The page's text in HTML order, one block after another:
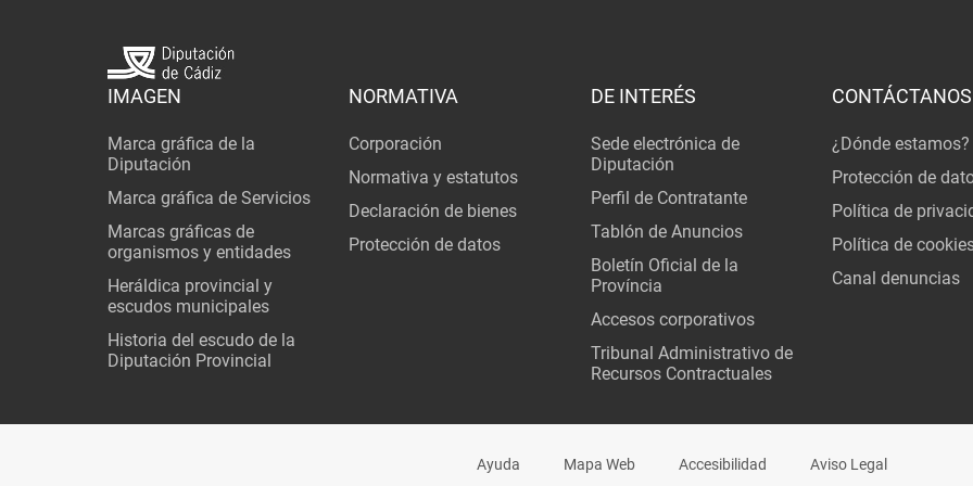
IMAGEN
Marca gráfica de la
Diputación
Marca gráfica de Servicios
Marcas gráficas de
organismos y entidades
Heráldica provincial y
escudos municipales
Historia del escudo de la
Diputación Provincial
NORMATIVA
Corporación
Normativa y estatutos
Declaración de bienes
Protección de datos
DE INTERÉS
Sede electrónica de
Diputación
Perfil de Contratante
Tablón de Anuncios
Boletín Oficial de la
Província
Accesos corporativos
Tribunal Administrativo de
Recursos Contractuales
CONTÁCTANOS
¿Dónde estamos?
Protección de
Política de
Política de
Canal denuncias
Ayuda Mapa Web Accesibilidad Aviso Legal